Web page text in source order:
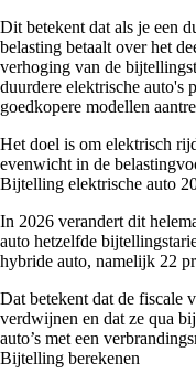
Dit betekent dat als je een
belasting betaalt over het
verhoging van de
duurdere elektrische auto's
goedkopere modellen
Het doel is om elektrisch
evenwicht in de
Bijtelling elektrische auto
In 2026 verandert dit
auto hetzelfde
hybride auto, namelijk 22
Dat betekent dat de fiscale
verdwijnen en dat ze qua
auto’s met een
Bijtelling berekenen